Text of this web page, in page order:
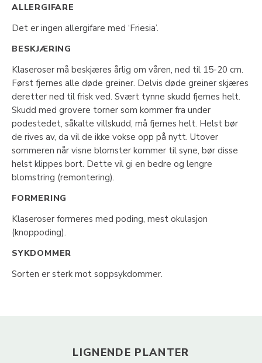
ALLERGIFARE
Det er ingen allergifare med ‘Friesia’.
BESKJÆRING
Klaseroser må beskjæres årlig om våren, ned til 15-20 cm.
Først fjernes alle døde greiner. Delvis døde greiner skjæres
deretter ned til frisk ved. Svært tynne skudd fjernes helt.
Skudd med grovere torner som kommer fra under
podestedet, såkalte villskudd, må fjernes helt. Helst bør
de rives av, da vil de ikke vokse opp på nytt. Utover
sommeren når visne blomster kommer til syne, bør disse
helst klippes bort. Dette vil gi en bedre og lengre
blomstring (remontering).
FORMERING
Klaseroser formeres med poding, mest okulasjon
(knoppoding).
SYKDOMMER
Sorten er sterk mot soppsykdommer.
LIGNENDE PLANTER